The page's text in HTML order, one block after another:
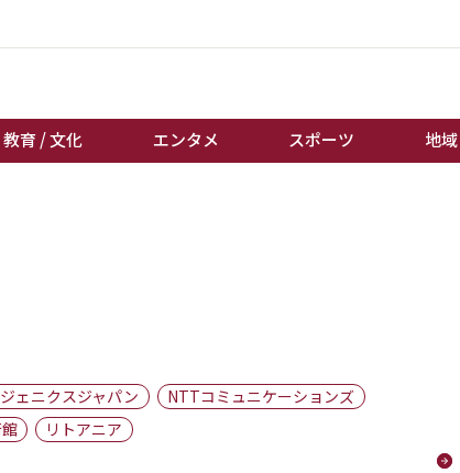
教育 / 文化 エンタメ スポーツ 地域
域
ーパーソン
棋王戦
ェニクスジャパン
NTTコミュニケーションズ
リトアニア